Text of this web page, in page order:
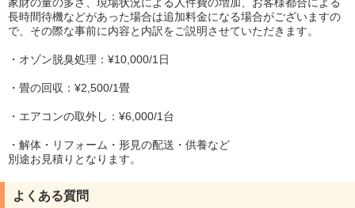
家財の量の多さ、現場状況による人件費の増加、お客様都合による
長時間待機などがあった場合は追加料金になる場合がございますの
で、その際な事前に内容と内訳をご説明させていただきます。
・オゾン脱臭処理：¥10,000/1日
・畳の回収：¥2,500/1畳
・エアコンの取外し：¥6,000/1台
・解体・リフォーム・形見の配送・供養など
別途お見積りとなります。
よくある質問